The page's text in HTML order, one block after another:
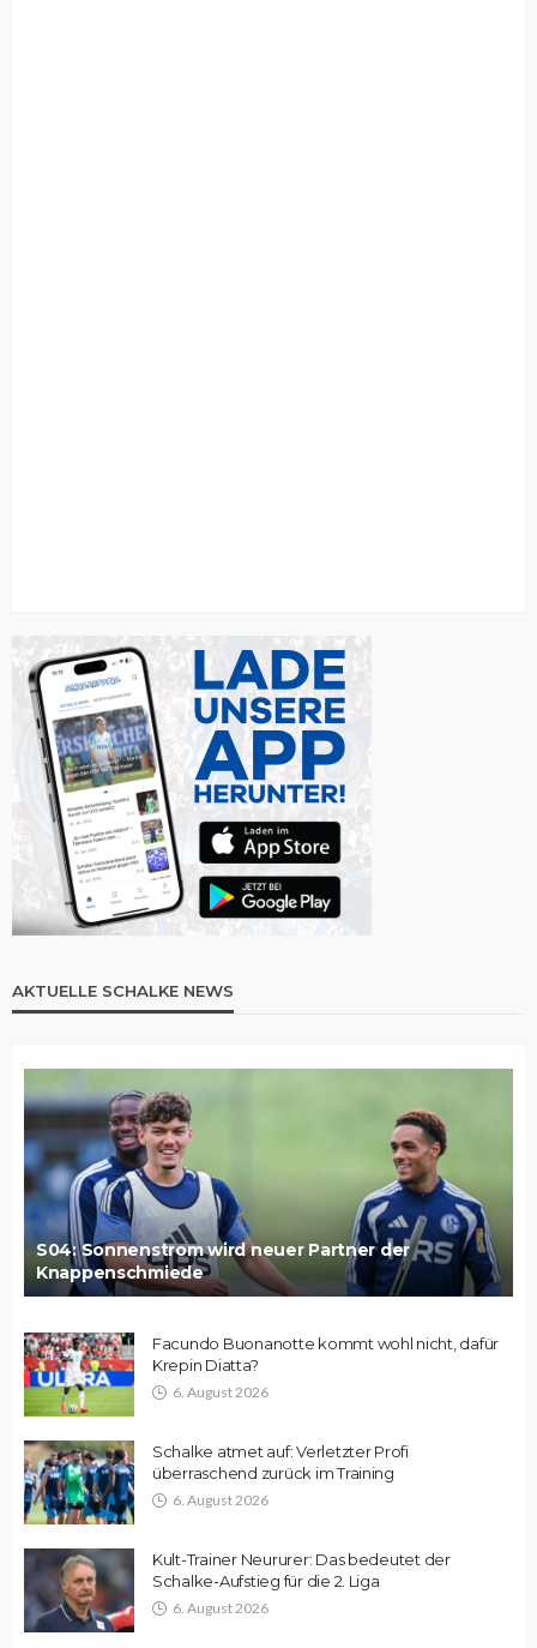
AKTUELLE SCHALKE NEWS
S04: Sonnenstrom wird neuer Partner der
Knappenschmiede
Facundo Buonanotte kommt wohl nicht, dafür
Krepin Diatta?
6. August 2026
Schalke atmet auf: Verletzter Profi
überraschend zurück im Training
6. August 2026
Kult-Trainer Neururer: Das bedeutet der
Schalke-Aufstieg für die 2. Liga
6. August 2026